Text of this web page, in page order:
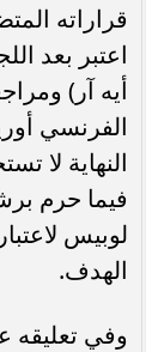
قراراته
اعتبر بعد
أيه آر)
النهاية لا
فيما حرم
لوبيس
الهدف.
وفي تعليقه